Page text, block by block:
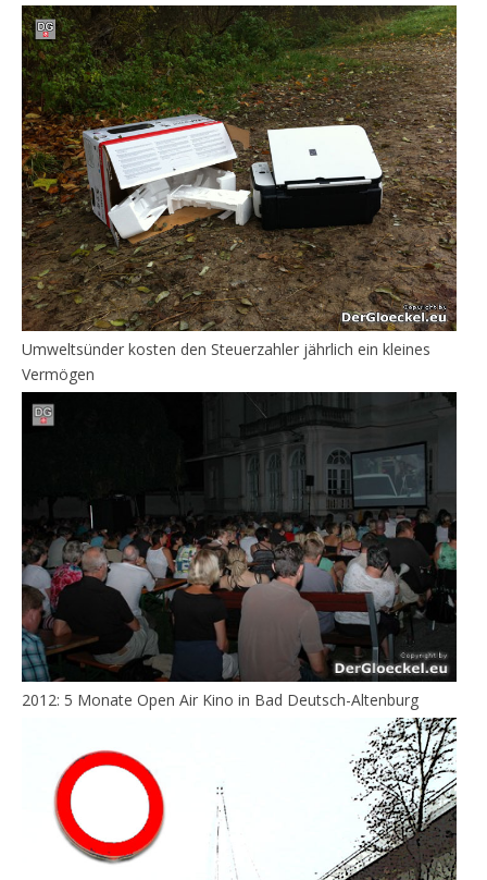
Umweltsünder kosten den Steuerzahler jährlich ein kleines
Vermögen
2012: 5 Monate Open Air Kino in Bad Deutsch-Altenburg